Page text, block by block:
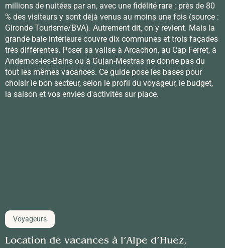
millions de nuitées par an, avec une fidélité rare : près de 80
% des visiteurs y sont déjà venus au moins une fois (source :
Gironde Tourisme/BVA). Autrement dit, on y revient. Mais la
grande baie intérieure couvre dix communes et trois façades
très différentes. Poser sa valise à Arcachon, au Cap Ferret, à
Andernos-les-Bains ou à Gujan-Mestras ne donne pas du
tout les mêmes vacances. Ce guide pose les bases pour
choisir le bon secteur, selon le profil du voyageur, le budget,
la saison et vos envies d'activités sur place.
Voyageurs
Location de vacances à l’Alpe d’Huez,